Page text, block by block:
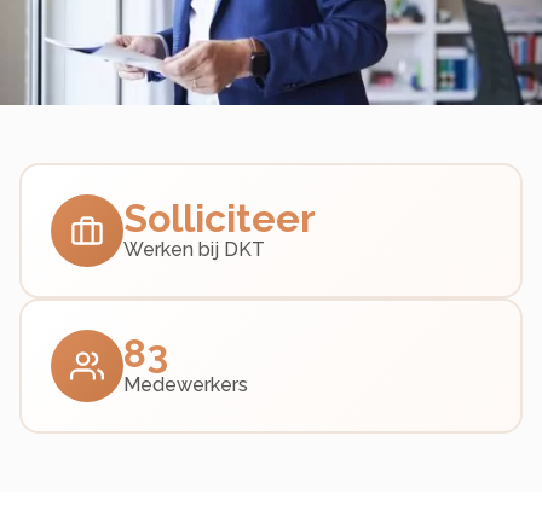
Solliciteer
Werken bij DKT
83
Medewerkers